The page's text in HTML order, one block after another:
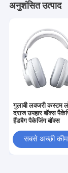
अनुशंसित उत्पाद
गुलाबी लक्जरी कस्टम
दराज उपहार बॉक्स
हैंडबैग पैकेजिंग बॉक्स
सबसे अच्छी